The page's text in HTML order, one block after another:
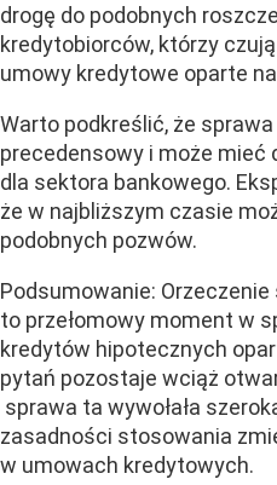
drogę do podobnych
kredytobiorców, którzy
umowy kredytowe oparte na
Warto podkreślić, że
precedensowy i może mieć
dla sektora bankowego.
że w najbliższym czasie
podobnych pozwów.
Podsumowanie: Orzeczenie
to przełomowy moment w
kredytów hipotecznych
pytań pozostaje wciąż
sprawa ta wywołała
zasadności stosowania
w umowach kredytowych.